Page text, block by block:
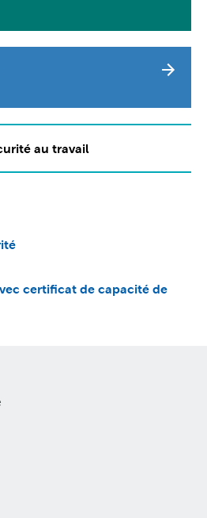
au travail
certificat de capacité de